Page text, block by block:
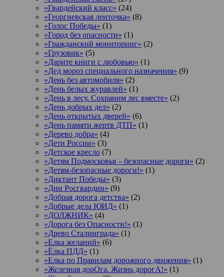
«Гвардейский класс» (24)
«Георгиевская ленточка» (8)
«Голос Победы» (1)
«Город без опасности» (1)
«Гражданский мониторинг» (2)
«Грузовик» (5)
«Дарите книги с любовью» (1)
«Дед мороз специального назначения» (9)
«День без автомобиля» (2)
«День белых журавлей» (1)
«День в лесу. Сохраним лес вместе» (2)
«День добрых дел» (2)
«День открытых дверей» (6)
«День памяти жертв ДТП» (1)
«Дерево добра» (4)
«Дети России» (3)
«Детское кресло (7)
«Детям Подмосковья – безопасные дороги» (2)
«Детям-безопасные дороги!» (1)
«Диктант Победы» (3)
«Дни Росгвардии» (9)
«Добрая дорога детства» (2)
«Добрые дела ЮИД» (1)
«ДОЛЖНИК» (4)
«Дорога без Опасности!» (1)
«Древо Сталинграда» (1)
«Елка желаний» (6)
«Ёлка ПДД» (1)
«Елка по Правилам дорожного движения» (1)
«Железная дорОга. Жизнь дорогА!» (1)